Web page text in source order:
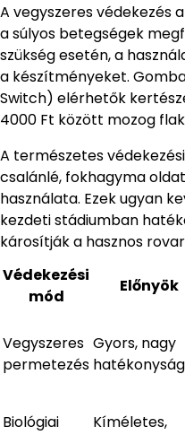
A vegyszeres védekezés
a súlyos betegségek
szükség esetén, a
a készítményeket.
Switch) elérhetők
4000 Ft között mozog
A természetes
csalánlé, fokhagyma
használata. Ezek ugyan
kezdeti stádiumban
károsítják a hasznos
Védekezési
mód
Előnyök
Vegyszeres
permetezés
Gyors, nagy
hatékonyság
Biológiai
Kíméletes,